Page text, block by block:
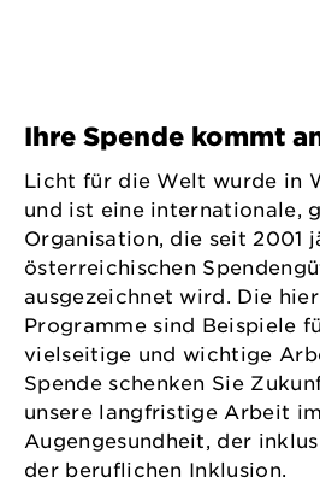
Ihre Spende kommt
Licht für die Welt wurde in
und ist eine internationale,
Organisation, die seit 2001
österreichischen
ausgezeichnet wird. Die
Programme sind Beispiele
vielseitige und wichtige
Spende schenken Sie
unsere langfristige Arbeit
Augengesundheit, der
der beruflichen Inklusion.